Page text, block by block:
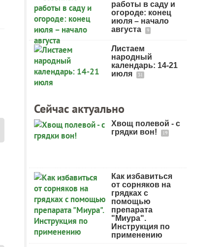
работы в саду и
огороде: конец
июля – начало
августа
9
Листаем
народный
календарь: 14-21
июля
31
Сейчас актуально
Хвощ полевой - с
грядки вон!
19
Как избавиться
от сорняков на
грядках с
помощью
препарата
"Миура".
Инструкция по
применению